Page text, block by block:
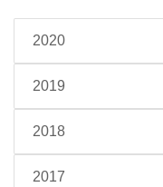
2020
2019
2018
2017